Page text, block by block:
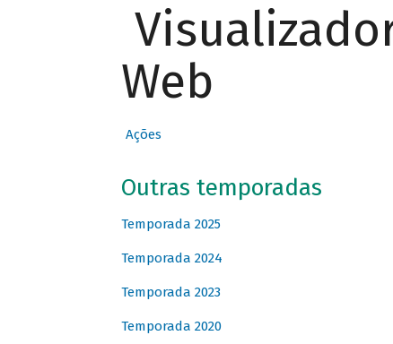
Web
Ações
Outras temporadas
Temporada 2025
Temporada 2024
Temporada 2023
Temporada 2020